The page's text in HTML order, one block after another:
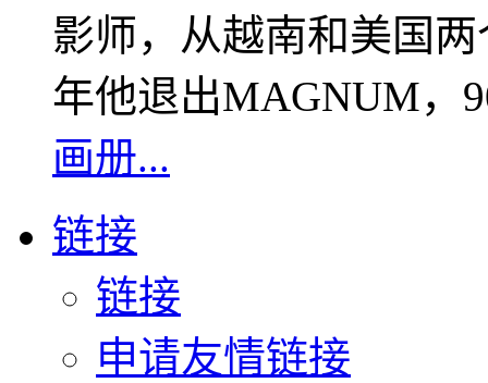
影师，从越南和美国
年他退出MAGNUM，
画册...
链接
链接
申请友情链接